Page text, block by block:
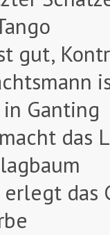
gut,
Ganting
das
das